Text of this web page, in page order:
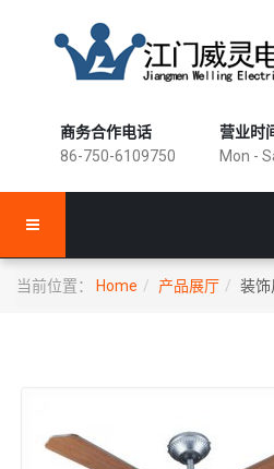
商务合作电话
86-750-6109750
营业时
Mon -
当前位置： Home 产品展厅 装饰